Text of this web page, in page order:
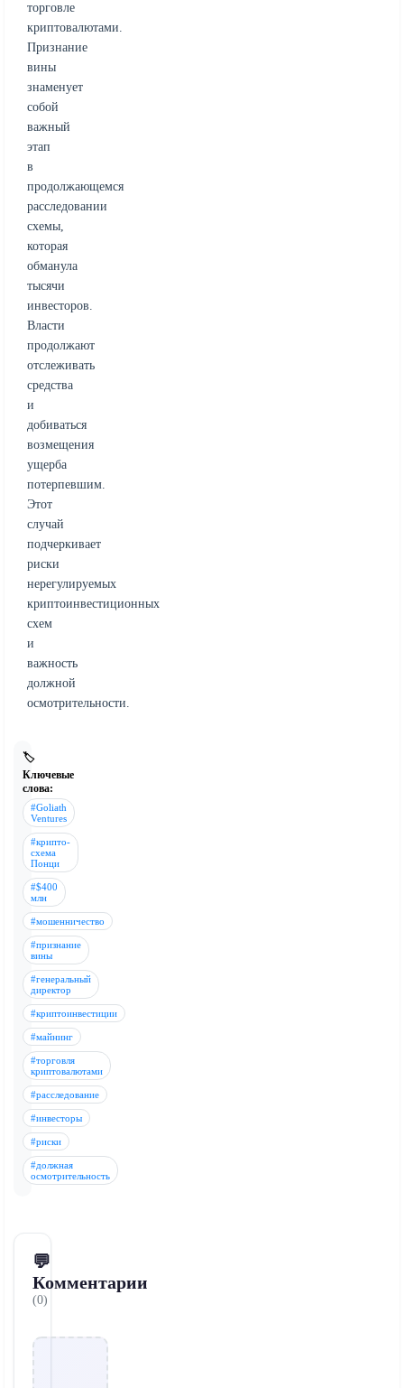
торговле
криптовалютами.
Признание
вины
знаменует
собой
важный
этап
в
продолжающемся
расследовании
схемы,
которая
обманула
тысячи
инвесторов.
Власти
продолжают
отслеживать
средства
и
добиваться
возмещения
ущерба
потерпевшим.
Этот
случай
подчеркивает
риски
нерегулируемых
криптоинвестиционных
схем
и
важность
должной
осмотрительности.
🏷️
Ключевые
слова:
#Goliath
Ventures
#крипто-
схема
Понци
#$400
млн
#мошенничество
#признание
вины
#генеральный
директор
#криптоинвестиции
#майнинг
#торговля
криптовалютами
#расследование
#инвесторы
#риски
#должная
осмотрительность
💬
Комментарии
(0)